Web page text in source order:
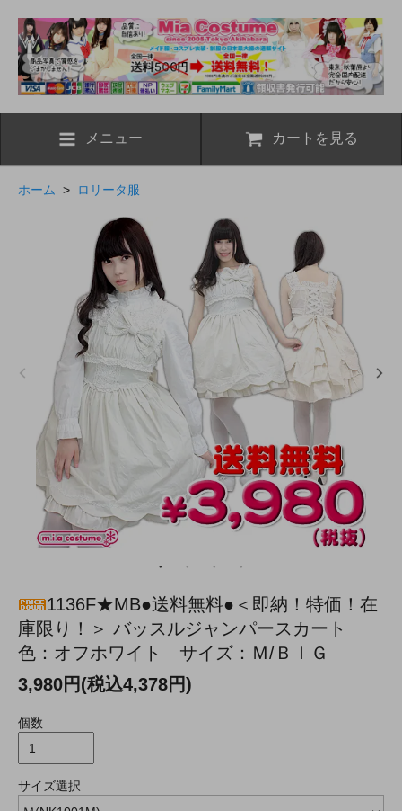
メニュー カートを見る
ホーム > ロリータ服
1136F★MB●送料無料●＜即納！特価！在
庫限り！＞ バッスルジャンパースカート
色：オフホワイト サイズ：Ｍ/ＢＩＧ
3,980円(税込4,378円)
個数
サイズ選択